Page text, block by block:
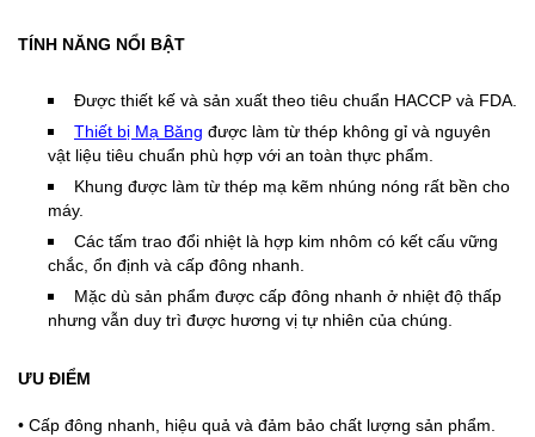
TÍNH NĂNG NỔI BẬT
Được thiết kế và sản xuất theo tiêu chuẩn HACCP và FDA.
Thiết bị Mạ Băng được làm từ thép không gỉ và nguyên
vật liệu tiêu chuẩn phù hợp với an toàn thực phẩm.
Khung được làm từ thép mạ kẽm nhúng nóng rất bền cho
máy.
Các tấm trao đổi nhiệt là hợp kim nhôm có kết cấu vững
chắc, ổn định và cấp đông nhanh.
Mặc dù sản phẩm được cấp đông nhanh ở nhiệt độ thấp
nhưng vẫn duy trì được hương vị tự nhiên của chúng
ƯU ĐIỂM
• Cấp đông nhanh, hiệu quả và đảm bảo chất lượng sản phẩm.